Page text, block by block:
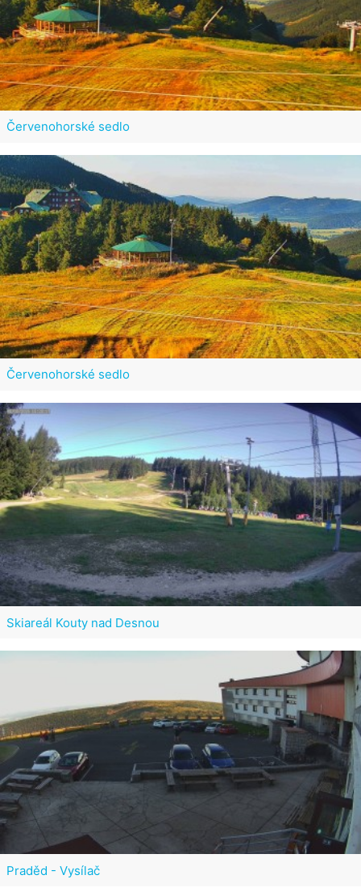
Červenohorské sedlo
Červenohorské sedlo
Skiareál Kouty nad Desnou
Praděd - Vysílač